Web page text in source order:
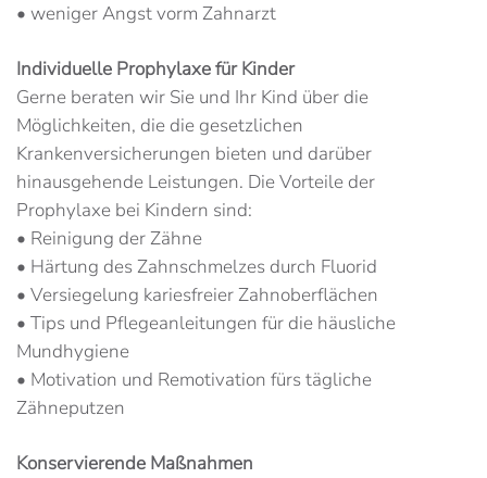
• weniger Angst vorm Zahnarzt
Individuelle Prophylaxe für Kinder
Gerne beraten wir Sie und Ihr Kind über die
Möglichkeiten, die die gesetzlichen
Krankenversicherungen bieten und darüber
hinausgehende Leistungen. Die Vorteile der
Prophylaxe bei Kindern sind:
• Reinigung der Zähne
• Härtung des Zahnschmelzes durch Fluorid
• Versiegelung kariesfreier Zahnoberflächen
• Tips und Pflegeanleitungen für die häusliche
Mundhygiene
• Motivation und Remotivation fürs tägliche
Zähneputzen
Konservierende Maßnahmen